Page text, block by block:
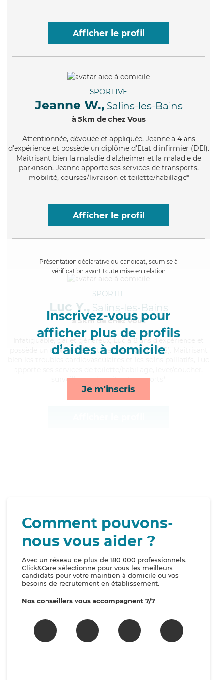
Afficher le profil
SPORTIVE
Jeanne W., Salins-les-Bains
à 5km de chez Vous
Attentionnée, dévouée et appliquée, Jeanne a 4 ans
d'expérience et possède un diplôme d'Etat d'infirmier (DEI).
Maitrisant bien la maladie d'alzheimer et la maladie de
parkinson, Jeanne apporte ses services de transports,
mobilité, courses/livraison et toilette/habillage*
Afficher le profil
Présentation déclarative du candidat, soumise à
vérification avant toute mise en relation
Inscrivez-vous pour
afficher plus de profils
d’aides à domicile
Je m'inscris
SPORTIF
Luc Y., Salins-les-Bains
à 5km de chez Vous
, gai et généreux, Luc a 8 ans d'expérience et
possède un diplôme d'Etat d'aide-soignant (AS). Maitrisant
surveillance de nuit et transports*
Comment pouvons-
nous vous aider ?
Avec un réseau de plus de 180 000 professionnels,
Click&Care sélectionne pour vous les meilleurs
candidats pour votre maintien à domicile ou vos
besoins de recrutement en établissement.
Nos conseillers vous accompagnent 7/7